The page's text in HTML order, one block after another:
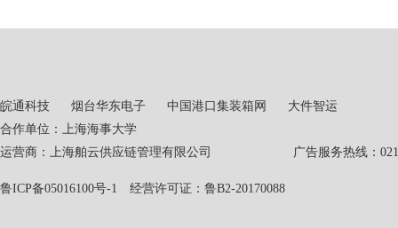
皖通科技 烟台华东电子 中国港口集装箱网
大件智运
合作单位：上海海事大学
运营商：上海舶云供应链管理有限公司 广告服务热线：021-
鲁ICP备05016100号-1 经营许可证：鲁B2-20170088